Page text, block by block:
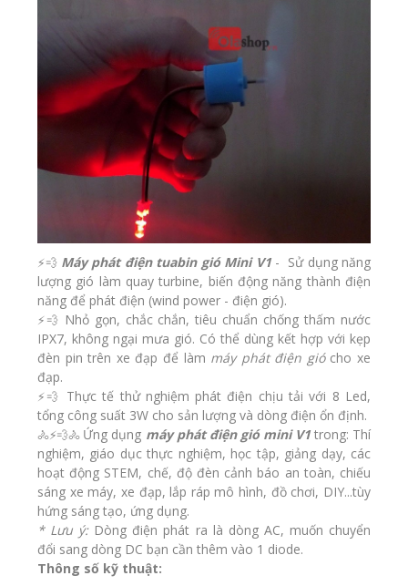
⚡💨 Máy phát điện tuabin gió Mini V1 - Sử dụng năng
lượng gió làm quay turbine, biến động năng thành điện
năng để phát điện (wind power - điện gió).
⚡💨 Nhỏ gọn, chắc chắn, tiêu chuẩn chống thấm nước
IPX7, không ngại mưa gió. Có thể dùng kết hợp với kẹp
đèn pin trên xe đạp để làm máy phát điện giócho xe
đạp.
⚡💨
Thực tế thử nghiệm phát điện chịu tải với 8 Led,
tổng công suất 3W cho sản lượng và dòng điện ổn định.
🚴⚡💨🚴 Ứng dụng máy phát điện gió mini V1trong: Thí
nghiệm, giáo dục thực nghiệm, học tập, giảng dạy, các
hoạt động STEM, chế, độ đèn cảnh báo an toàn, chiếu
sáng xe máy, xe đạp, lắp ráp mô hình, đồ chơi, DIY...tùy
hứng sáng tạo, ứng dụng.
* Lưu ý:Dòng điện phát ra là dòng AC, muốn chuyển
đổi sang dòng DC bạn cần thêm vào 1 diode.
Thông số kỹ thuật: